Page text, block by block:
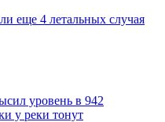
еще 4 летальных случая
уровень в 942
у реки тонут